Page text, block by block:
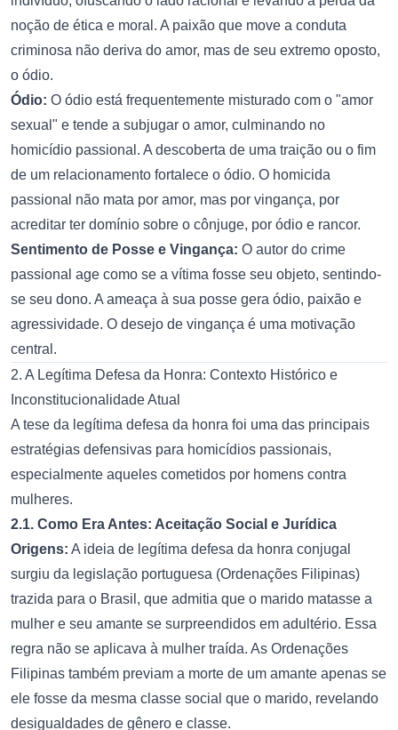
noção de ética e moral. A paixão que move a conduta
criminosa não deriva do amor, mas de seu extremo oposto,
o ódio.
Ódio: O ódio está frequentemente misturado com o "amor
sexual" e tende a subjugar o amor, culminando no
homicídio passional. A descoberta de uma traição ou o fim
de um relacionamento fortalece o ódio. O homicida
passional não mata por amor, mas por vingança, por
acreditar ter domínio sobre o cônjuge, por ódio e rancor.
Sentimento de Posse e Vingança: O autor do crime
passional age como se a vítima fosse seu objeto, sentindo-
se seu dono. A ameaça à sua posse gera ódio, paixão e
agressividade. O desejo de vingança é uma motivação
central.
2. A Legítima Defesa da Honra: Contexto Histórico e
Inconstitucionalidade Atual
A tese da legítima defesa da honra foi uma das principais
estratégias defensivas para homicídios passionais,
especialmente aqueles cometidos por homens contra
mulheres.
2.1. Como Era Antes: Aceitação Social e Jurídica
Origens: A ideia de legítima defesa da honra conjugal
surgiu da legislação portuguesa (Ordenações Filipinas)
trazida para o Brasil, que admitia que o marido matasse a
mulher e seu amante se surpreendidos em adultério. Essa
regra não se aplicava à mulher traída. As Ordenações
Filipinas também previam a morte de um amante apenas se
ele fosse da mesma classe social que o marido, revelando
desigualdades de gênero e classe.